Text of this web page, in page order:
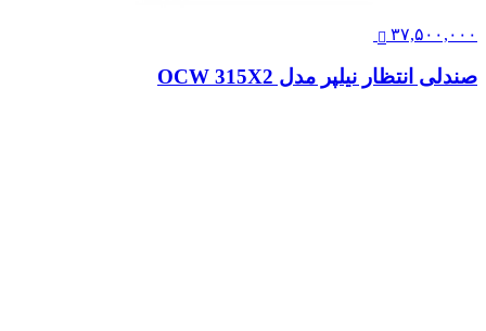
۳۷,۵۰۰,۰۰۰
صندلی انتظار نیلپر مدل OCW 315X2